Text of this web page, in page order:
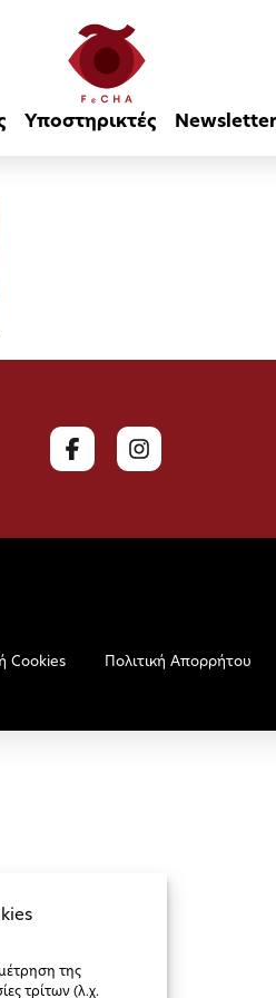
της
τρίτων (λ.χ.
Υποστηρικτές Newsletter
Cookies Πολιτική Απορρήτου